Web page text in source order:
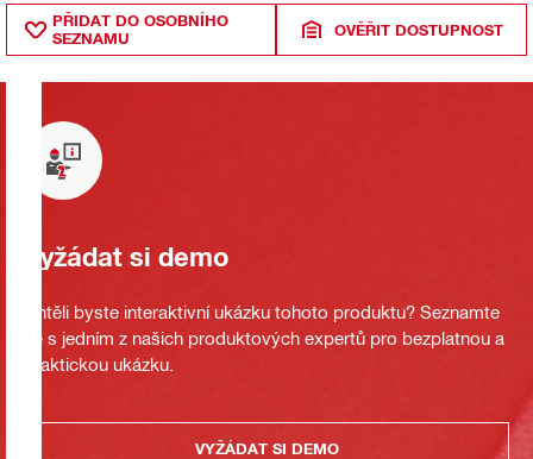
PŘIDAT DO OSOBNÍHO
SEZNAMU
OVĚŘIT DOSTUPNOST
Vyžádat si demo
Chtěli byste interaktivní ukázku tohoto produktu? Seznamte
se s jedním z našich produktových expertů pro bezplatnou a
praktickou ukázku.
VYŽÁDAT SI DEMO